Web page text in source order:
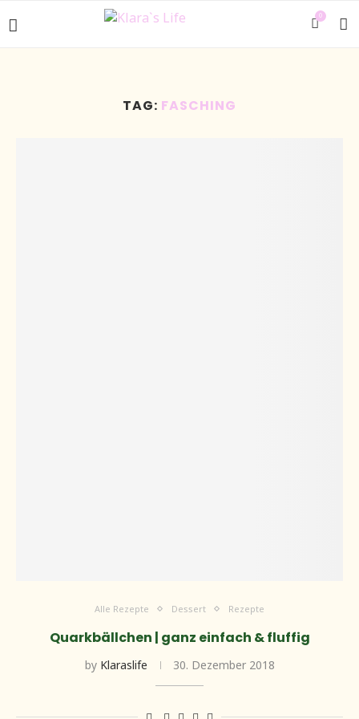
0
TAG: FASCHING
Alle Rezepte Dessert Rezepte
Quarkbällchen | ganz einfach & fluffig
by Klaraslife 30. Dezember 2018